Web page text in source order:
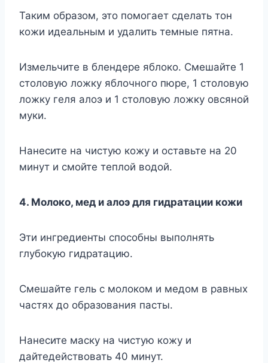
Таким образом, это помогает сделать тон
кожи идеальным и удалить темные пятна.
Измельчите в блендере яблоко. Смешайте 1
столовую ложку яблочного пюре, 1 столовую
ложку геля алоэ и 1 столовую ложку овсяной
муки.
Нанесите на чистую кожу и оставьте на 20
минут и смойте теплой водой.
4. Молоко, мед и алоэ для гидратации кожи
Эти ингредиенты способны выполнять
глубокую гидратацию.
Смешайте гель с молоком и медом в равных
частях до образования пасты.
Нанесите маску на чистую кожу и
дайтедействовать 40 минут.